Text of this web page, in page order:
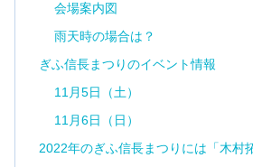
会場案内図
雨天時の場合は？
ぎふ信長まつりのイベント情報
11月5日（土）
11月6日（日）
2022年のぎふ信長まつりには「木村